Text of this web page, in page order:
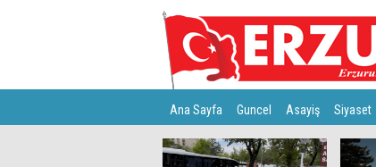
Ana Sayfa Guncel Asayiş Siyaset
Türkiye Teknoloji